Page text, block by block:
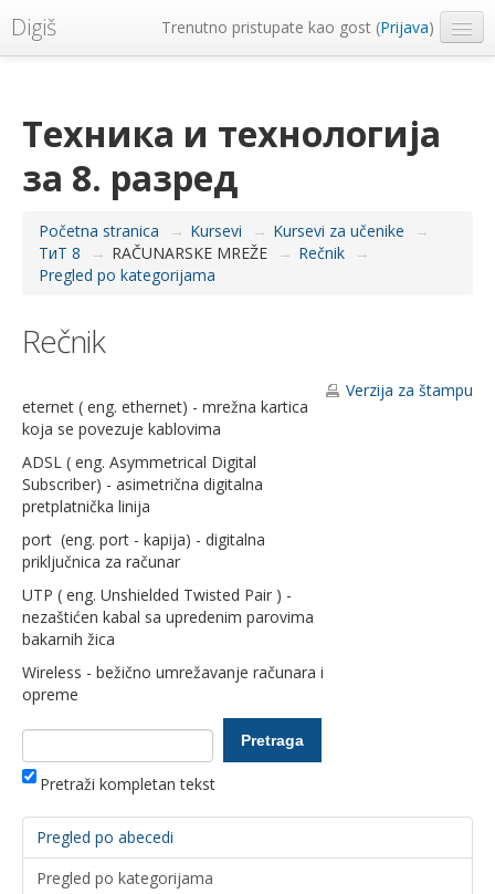
Digiš Trenutno pristupate kao gost (Prijava)
Техника и технологија
за 8. разред
Početna stranica → Kursevi → Kursevi za učenike
→
ТиТ 8
→ RAČUNARSKE MREŽE → Rečnik
→
Pregled po kategorijama
Rečnik
Verzija za štampu
eternet ( eng. ethernet) - mrežna kartica
koja se povezuje kablovima
ADSL ( eng. Asymmetrical Digital
Subscriber) - asimetrična digitalna
pretplatnička linija
port (eng. port - kapija) - digitalna
priključnica za računar
UTP ( eng. Unshielded Twisted Pair ) -
nezaštićen kabal sa upredenim parovima
bakarnih žica
Wireless - bežično umrežavanje računara i
opreme
Pretraži kompletan tekst
Pregled po abecedi
Pregled po kategorijama